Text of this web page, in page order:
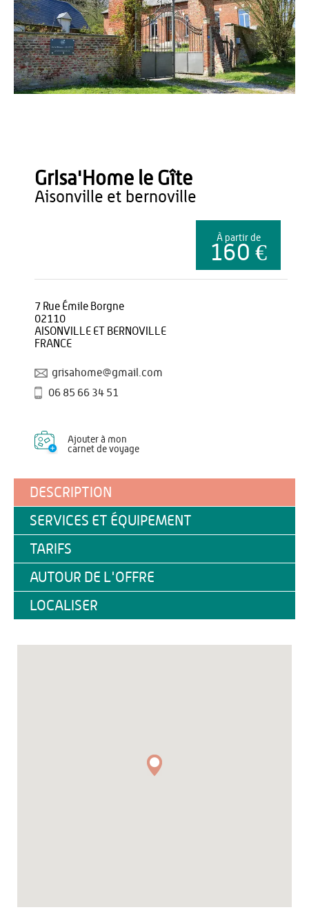
GrIsa'Home le Gîte
aisonville et bernoville
À partir de
160 €
7 Rue Émile Borgne
02110
AISONVILLE ET BERNOVILLE
FRANCE
grisahome@gmail.com
06 85 66 34 51
Ajouter à mon
carnet de voyage
DESCRIPTION
SERVICES ET ÉQUIPEMENT
TARIFS
AUTOUR DE L'OFFRE
LOCALISER